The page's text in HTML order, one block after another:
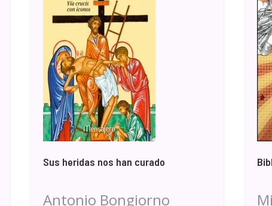
Sus heridas nos han curado
Antonio Bongiorno